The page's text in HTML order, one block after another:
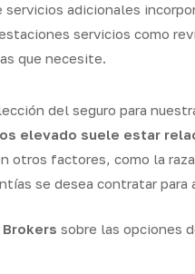
servicios adicionales
servicios como
que necesite.
del seguro para
elevado suele estar
otros factores, como la
se desea contratar
sobre las opciones